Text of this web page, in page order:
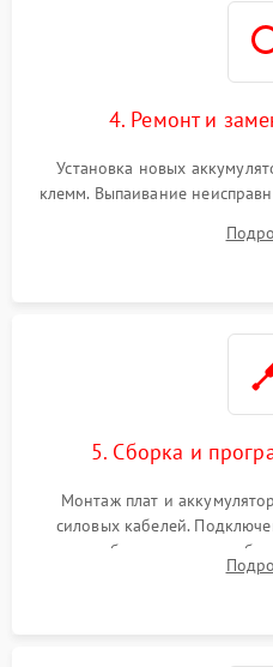
4. Ремонт и
Установка новых
клемм. Выпаивание
цепи зарядки и
Восстановление
5. Сборка и
Монтаж плат и
силовых кабелей.
калибровки констант
срабатывания AVR и